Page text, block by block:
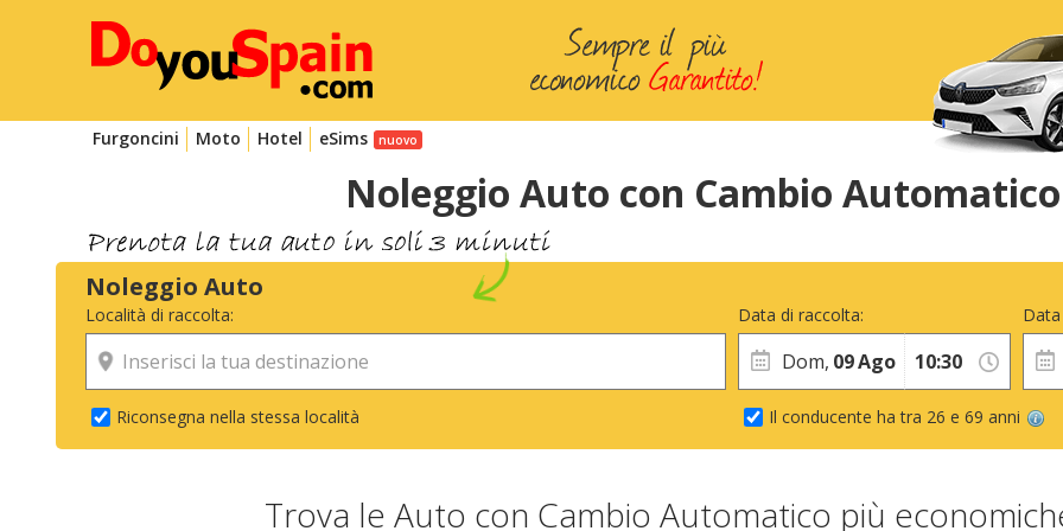
Furgoncini Moto Hotel eSims
Noleggio Auto con Cambio
Noleggio Auto
Località di raccolta:
Riconsegna nella stessa località
Data di raccolta:
Dom, 09Ago
Il conducente ha tra 26 e 69 anni
Trova le Auto con Cambio Automatico più